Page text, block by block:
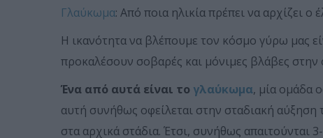
Γλαύκωμα: Από ποια ηλικία πρέπει να αρχίζει ο
Η ικανότητα να βλέπουμε τον κόσμο γύρω μας
προκαλέσουν σοβαρές και μόνιμες βλάβες
Ένα από αυτά είναι το γλαύκωμα, μία ομάδα
αυτή συνήθως οφείλεται στην σταδιακή
στα αρχικά στάδια. Έτσι, συνήθως απαιτούνται